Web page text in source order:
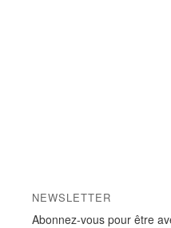
NEWSLETTER
Abonnez-vous pour être